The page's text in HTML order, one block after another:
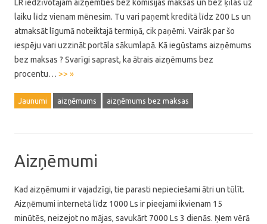
LR iedzīvotājam aizņemties bez komisijas maksas un bez ķīlas uz
laiku līdz vienam mēnesim. Tu vari paņemt kredītā līdz 200 Ls un
atmaksāt līgumā noteiktajā termiņā, cik paņēmi. Vairāk par šo
iespēju vari uzzināt portāla sākumlapā. Kā iegūstams aizņēmums
bez maksas ? Svarīgi saprast, ka ātrais aizņēmums bez
procentu… >> »
Jaunumi aizņēmums aizņēmums bez maksas
Aizņēmumi
Kad aizņēmumi ir vajadzīgi, tie parasti nepieciešami ātri un tūlīt.
Aizņēmumi internetā līdz 1000 Ls ir pieejami ikvienam 15
minūtēs, neizejot no mājas, savukārt 7000 Ls 3 dienās. Ņem vērā